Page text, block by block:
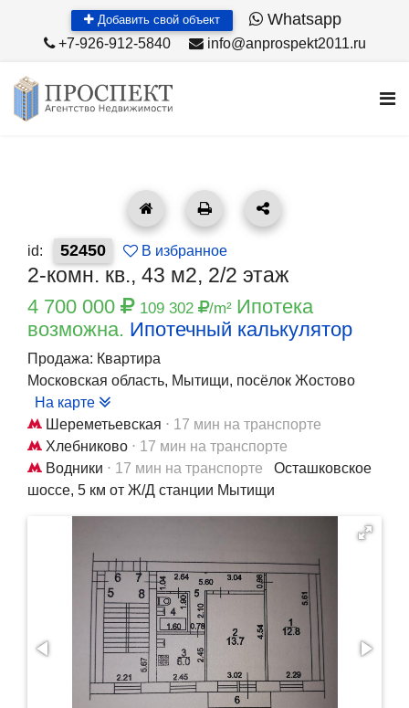
Добавить свой объект Whatsapp
+7-926-912-5840 info@anprospekt2011.ru
id: 52450 В избранное
2-комн. кв., 43 м2, 2/2 этаж
4 700 000 109 302 /m² Ипотека
возможна. Ипотечный калькулятор
Продажа: Квартира
Московская область, Мытищи, посёлок Жостово
На карте
Шереметьевская ⋅ 17 мин на транспорте
Хлебниково ⋅ 17 мин на транспорте
Водники ⋅ 17 мин на транспорте
Осташковское
шоссе, 5 км от Ж/Д станции Мытищи